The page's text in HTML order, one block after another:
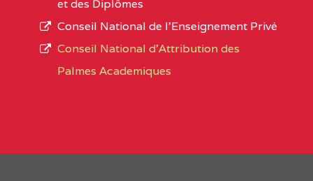
ADAMAOUA
ADAMAOUA
INSTITUT POLYVALENT
PINTADES BP :
1055 Lycées dont 351 Bilingues
72 établissements avec section bilingue
1358 établissements privés
et des Diplômes
Conseil National de l’Enseignement Privé
Conseil National d'Attribution des
Palmes Academiques